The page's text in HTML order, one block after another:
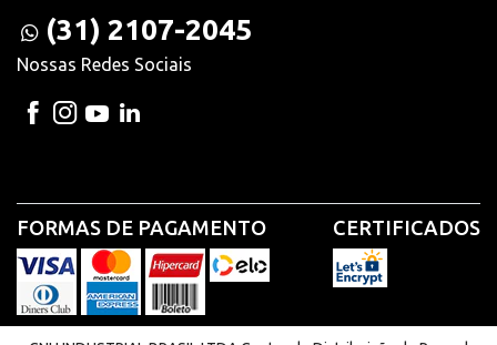
(31) 2107-2045
Nossas Redes Sociais
FORMAS DE PAGAMENTO CERTIFICADOS